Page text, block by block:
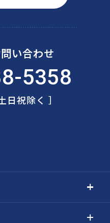
い合わせ
5358
日祝除く ］